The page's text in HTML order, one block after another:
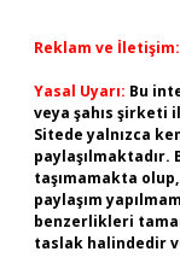
Reklam ve İletişim:
Yasal Uyarı: Bu
veya şahıs şirketi
Sitede yalnızca
taşımamakta
paylaşım
benzerlikleri
taslak halindedir